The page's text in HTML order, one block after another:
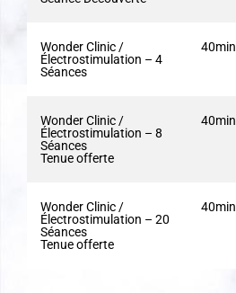
Wonder Clinic /
Électrostimulation – 4
Séances
40min
Wonder Clinic /
Électrostimulation – 8
Séances
Tenue offerte
40min
Wonder Clinic /
Électrostimulation – 20
Séances
Tenue offerte
40min